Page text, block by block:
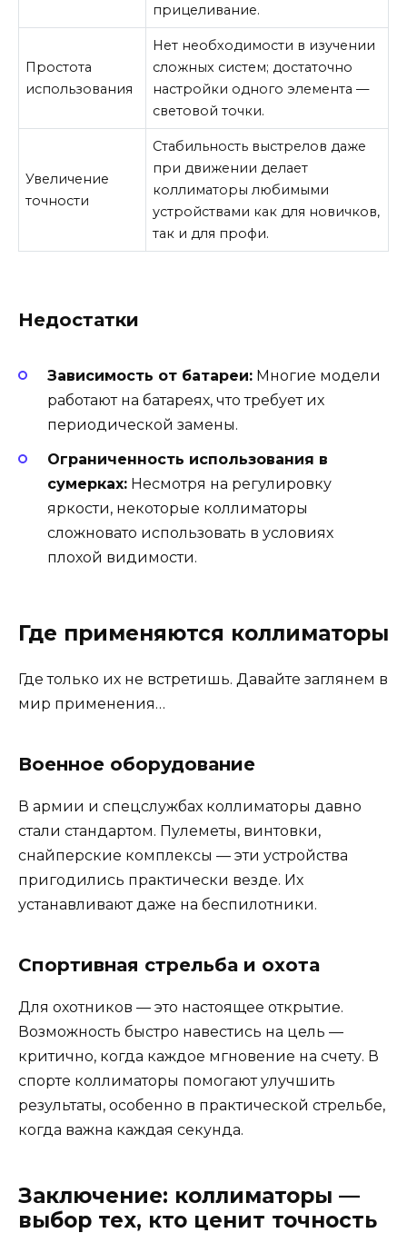
прицеливание.
Простота
использования
Нет необходимости в изучении
сложных систем; достаточно
настройки одного элемента —
световой точки.
Увеличение
точности
Стабильность выстрелов даже
при движении делает
коллиматоры любимыми
устройствами как для новичков,
так и для профи.
Недостатки
Зависимость от батареи: Многие модели
работают на батареях, что требует их
периодической замены.
Ограниченность использования в
сумерках: Несмотря на регулировку
яркости, некоторые коллиматоры
сложновато использовать в условиях
плохой видимости.
Где применяются коллиматоры
Где только их не встретишь. Давайте заглянем в
мир применения…
Военное оборудование
В армии и спецслужбах коллиматоры давно
стали стандартом. Пулеметы, винтовки,
снайперские комплексы — эти устройства
пригодились практически везде. Их
устанавливают даже на беспилотники.
Спортивная стрельба и охота
Для охотников — это настоящее открытие.
Возможность быстро навестись на цель —
критично, когда каждое мгновение на счету. В
спорте коллиматоры помогают улучшить
результаты, особенно в практической стрельбе,
когда важна каждая секунда.
Заключение: коллиматоры —
выбор тех, кто ценит точность